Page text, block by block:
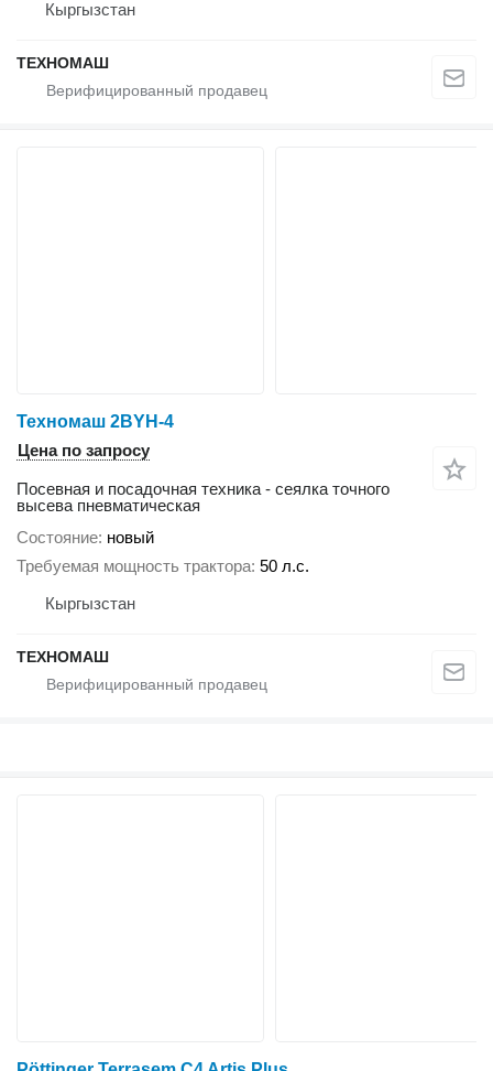
Кыргызстан
ТЕХНОМАШ
Техномаш 2BYH-4
Цена по запросу
Посевная и посадочная техника - сеялка точного
высева пневматическая
Состояние новый
Требуемая мощность трактора 50 л.с.
Кыргызстан
ТЕХНОМАШ